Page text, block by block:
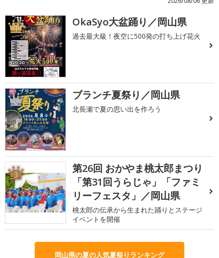
1 OkaSyo大盆踊り／岡山県
過去最大級！夜空に500発の打ち上げ花火
2 ブランチ夏祭り／岡山県
北長瀬で夏の思い出を作ろう
3
第26回 おかやま桃太郎まつり
「第31回うらじゃ」「ファミ
リーフェスタ」／岡山県
桃太郎の伝承から生まれた踊りとステージ
イベントを開催
岡山県の夏の人気夏祭りランキング